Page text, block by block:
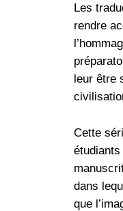
Les
rendre
leur être
Cette
dans
que